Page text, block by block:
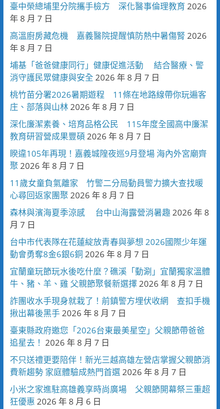
臺中榮總埔里分院攜手檢方 深化醫事倫理教育 2026
年 8 月 7 日
高溫廚房藏危機 嘉義醫院提醒慎防熱中暑傷腎 2026
年 8 月 7 日
埔基「爸爸健康同行」健康促進活動 結合醫療、警
消守護民眾健康與安全 2026 年 8 月 7 日
桃竹苗分署2026暑期遊程 11條在地路線帶你玩遍客
庄、部落與山林2026 年 8 月 7 日
深化廉潔素養、培育品格公民 115年度全國高中廉潔
教育研習營成果豐碩 2026 年 8 月 7 日
睽違105年再現！嘉義城隍夜巡9月登場 海內外宮廟齊
聚 2026 年 8 月 7 日
11歲女童負氣離家 竹警二分局動員警力擴大查找暖
心尋回返家團聚 2026 年 8 月 7 日
森林與濱海夏季涼感 台中山海露營消暑趣2026 年 8
月 7 日
台中市代表隊在花蓮綻放青春與夢想 2026國際少年運
動會勇奪8金6銀6銅 2026 年 8 月 7 日
宜蘭童玩節玩水後吃什麼？礁溪「動涮」宜蘭獨家溫體
牛、豬、羊、雞 父親節聚餐新選擇2026 年 8 月 7 日
詐團收水手現身就栽了！前鎮警方埋伏收網 查扣手機
揪出幕後黑手2026 年 8 月 7 日
臺東縣政府邀您「2026台東最美星空」父親節帶爸爸
追星去！ 2026 年 8 月 7 日
不只送禮更要陪伴！新光三越高雄左營店掌握父親節消
費新趨勢 家庭體驗成熱門首選2026 年 8 月 7 日
小米之家進駐高雄義享時尚廣場 父親節開幕祭三重超
狂優惠 2026 年 8 月 6 日